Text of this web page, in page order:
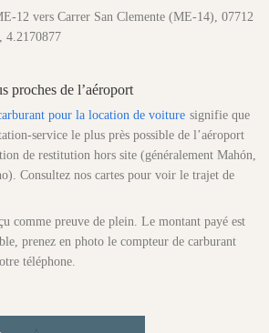
12 vers Carrer San Clemente (ME-14), 07712
4.2170877
proches de l’aéroport
pour la location de voiture signifie que
service le plus près possible de l’aéroport
de restitution hors site (généralement Mahón,
Consultez nos cartes pour voir le trajet de
comme preuve de plein. Le montant payé est
prenez en photo le compteur de carburant
téléphone.